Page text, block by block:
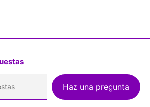
Haz una pregunta